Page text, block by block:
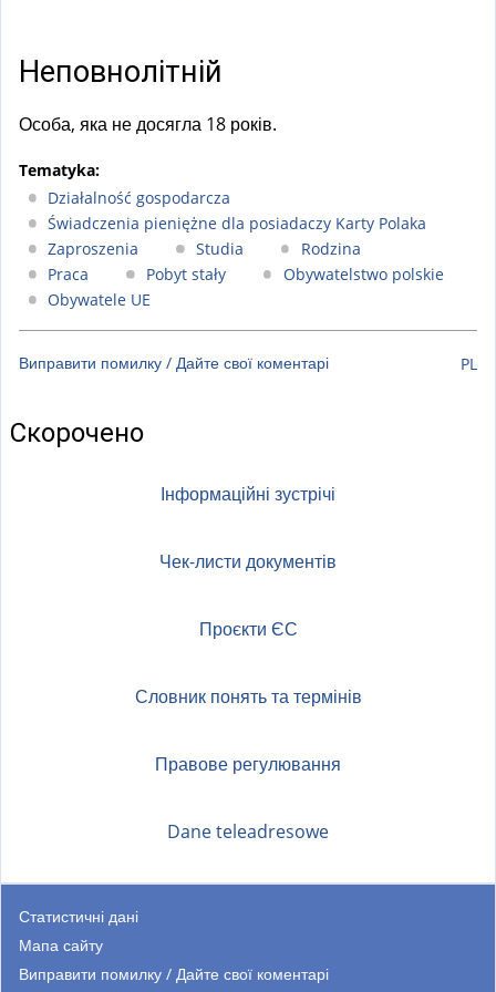
Неповнолітній
Особа, яка не досягла 18 років.
Tematyka:
Działalność gospodarcza
Świadczenia pieniężne dla posiadaczy Karty Polaka
Zaproszenia
Studia
Rodzina
Praca
Pobyt stały
Obywatelstwo polskie
Obywatele UE
Виправити помилку / Дайте свої коментарі PL
Скорочено
Інформаційні зустрічі
Чек-листи документів
Проєкти ЄС
Словник понять та термінів
Правове регулювання
Dane teleadresowe
Статистичні дані
Мапа сайту
Виправити помилку / Дайте свої коментарі